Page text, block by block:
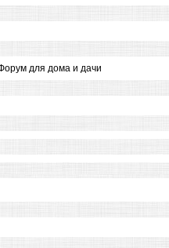
для дома и дачи